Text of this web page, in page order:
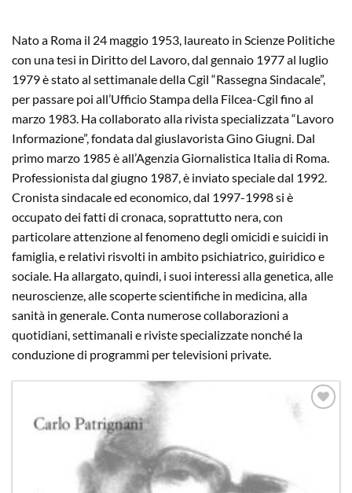
Nato a Roma il 24 maggio 1953, laureato in Scienze Politiche
con una tesi in Diritto del Lavoro, dal gennaio 1977 al luglio
1979 è stato al settimanale della Cgil “Rassegna Sindacale”,
per passare poi all’Ufficio Stampa della Filcea-Cgil fino al
marzo 1983. Ha collaborato alla rivista specializzata “Lavoro
Informazione”, fondata dal giuslavorista Gino Giugni. Dal
primo marzo 1985 è all’Agenzia Giornalistica Italia di Roma.
Professionista dal giugno 1987, è inviato speciale dal 1992.
Cronista sindacale ed economico, dal 1997-1998 si è
occupato dei fatti di cronaca, soprattutto nera, con
particolare attenzione al fenomeno degli omicidi e suicidi in
famiglia, e relativi risvolti in ambito psichiatrico, guiridico e
sociale. Ha allargato, quindi, i suoi interessi alla genetica, alle
neuroscienze, alle scoperte scientifiche in medicina, alla
sanità in generale. Conta numerose collaborazioni a
quotidiani, settimanali e riviste specializzate nonché la
conduzione di programmi per televisioni private.